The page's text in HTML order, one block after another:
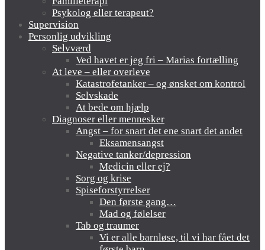
Psykolog eller terapeut?
Supervision
Personlig udvikling
Selvværd
Ved havet er jeg fri – Marias fortælling
At leve – eller overleve
Katastrofetanker – og ønsket om kontrol
Selvskade
At bede om hjælp
Diagnoser eller mennesker
Angst – for snart det ene snart det andet
Eksamensangst
Negative tanker/depression
Medicin eller ej?
Sorg og krise
Spiseforstyrrelser
Den første gang…
Mad og følelser
Tab og traumer
Vi er alle barnløse, til vi har fået det